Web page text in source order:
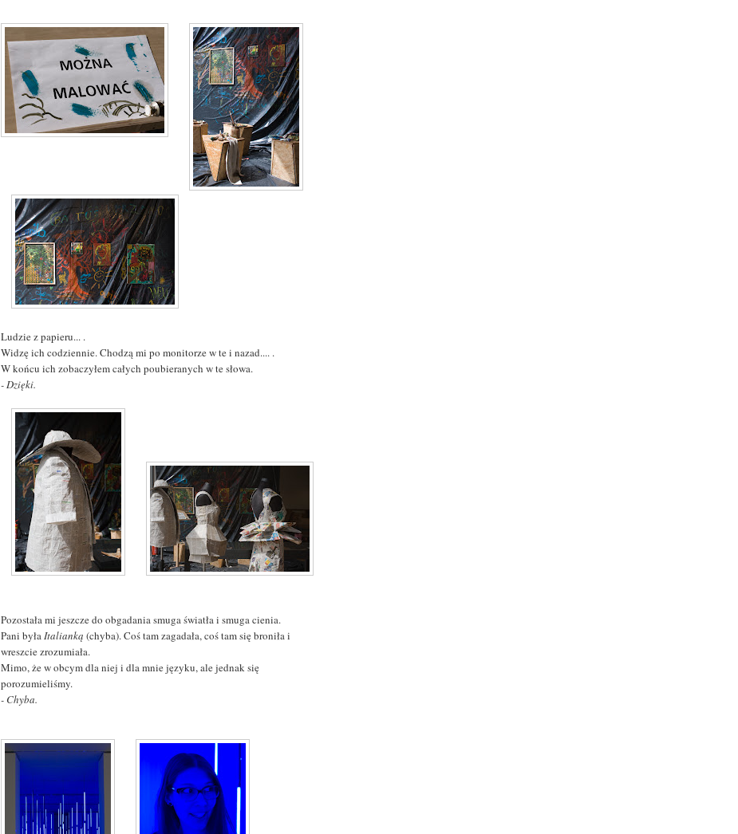
Ludzie z papieru... .
Widzę ich codziennie. Chodzą mi po monitorze w te i nazad.... .
W końcu ich zobaczyłem całych poubieranych w te słowa.
- Dzięki.
Pozostała mi jeszcze do obgadania smuga światła i smuga cienia.
Pani byłaItalianką(chyba). Coś tam zagadała, coś tam się broniła i
wreszcie zrozumiała.
Mimo, że w obcym dla niej i dla mnie języku, ale jednak się
porozumieliśmy.
- Chyba.